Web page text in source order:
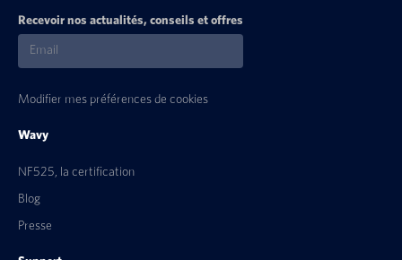
Recevoir nos actualités, conseils et offres
Modifier mes préférences de cookies
Wavy
NF525, la certification
Blog
Presse